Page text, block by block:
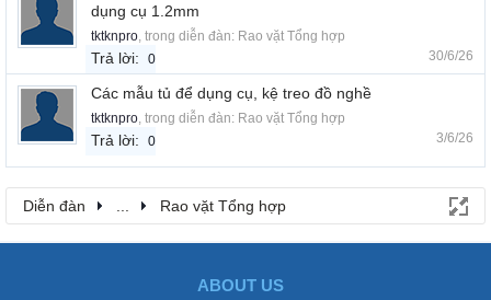
dụng cụ 1.2mm
tktknpro , trong diễn đàn: Rao vặt Tổng hợp
Trả lời: 0 30/6/26
Các mẫu tủ để dụng cụ, kệ treo đồ nghề
tktknpro , trong diễn đàn: Rao vặt Tổng hợp
Trả lời: 0 3/6/26
Diễn đàn Rao vặt Tổng hợp
ABOUT US